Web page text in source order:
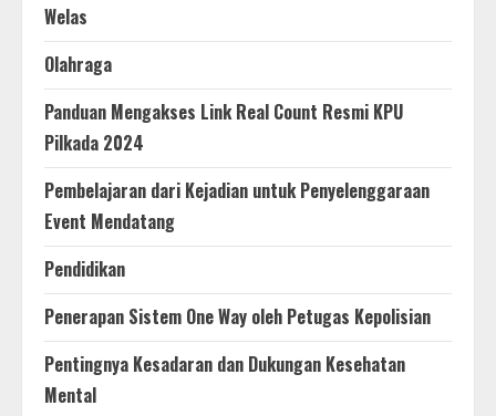
Welas
Olahraga
Panduan Mengakses Link Real Count Resmi KPU
Pilkada 2024
Pembelajaran dari Kejadian untuk Penyelenggaraan
Event Mendatang
Pendidikan
Penerapan Sistem One Way oleh Petugas Kepolisian
Pentingnya Kesadaran dan Dukungan Kesehatan
Mental